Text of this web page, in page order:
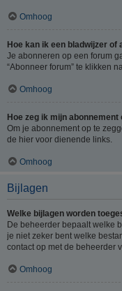
Omhoog
Hoe kan ik een bladwijzer
Je abonneren op een forum
“Abonneer forum” te klikken
Omhoog
Hoe zeg ik mijn abonnement
Om je abonnement op te
de hier voor dienende links.
Omhoog
Bijlagen
Welke bijlagen worden
De beheerder bepaalt welke
je niet zeker bent welke
contact op met de beheerder
Omhoog